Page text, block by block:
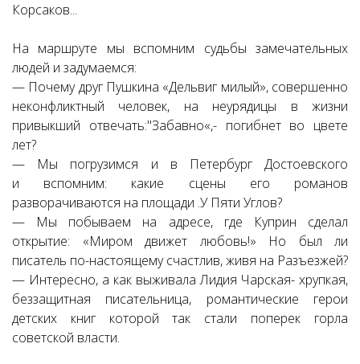
Корсаков...
На маршруте мы вспомним судьбы замечательных
людей и задумаемся:
— Почему друг Пушкина «Дельвиг милый», совершенно
неконфликтный человек, на неурядицы в жизни
привыкший отвечать:"Забавно«,- погибнет во цвете
лет?
— Мы погрузимся и в Петербург Достоевского
и вспомним: какие сцены его романов
разворачиваются на площади .У Пяти Углов?
— Мы побываем на адресе, где Куприн сделал
открытие: «Миром движет любовь!» Но был ли
писатель по-настоящему счастлив, живя на Разъезжей?
— Интересно, а как выживала Лидия Чарская- хрупкая,
беззащитная писательница, романтические герои
детских книг которой так стали поперек горла
советской власти.